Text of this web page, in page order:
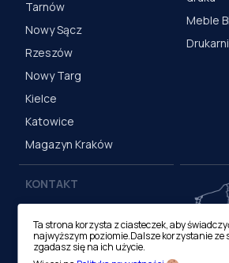
Tarnów
Nowy Sącz
Rzeszów
Nowy Targ
Kielce
Katowice
Magazyn Kraków
Meble
KONTAKT
ul. M. Medweckiego 17, 31-
870 Kraków
Ta strona korzysta z ciasteczek, aby
najwyższym poziomie.Dalsze korzystanie ze
zgadasz się na ich użycie.